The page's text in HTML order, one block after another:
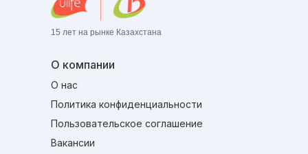
15 лет на рынке Казахстана
О компании
О нас
Политика конфиденциальности
Пользовательское соглашение
Вакансии